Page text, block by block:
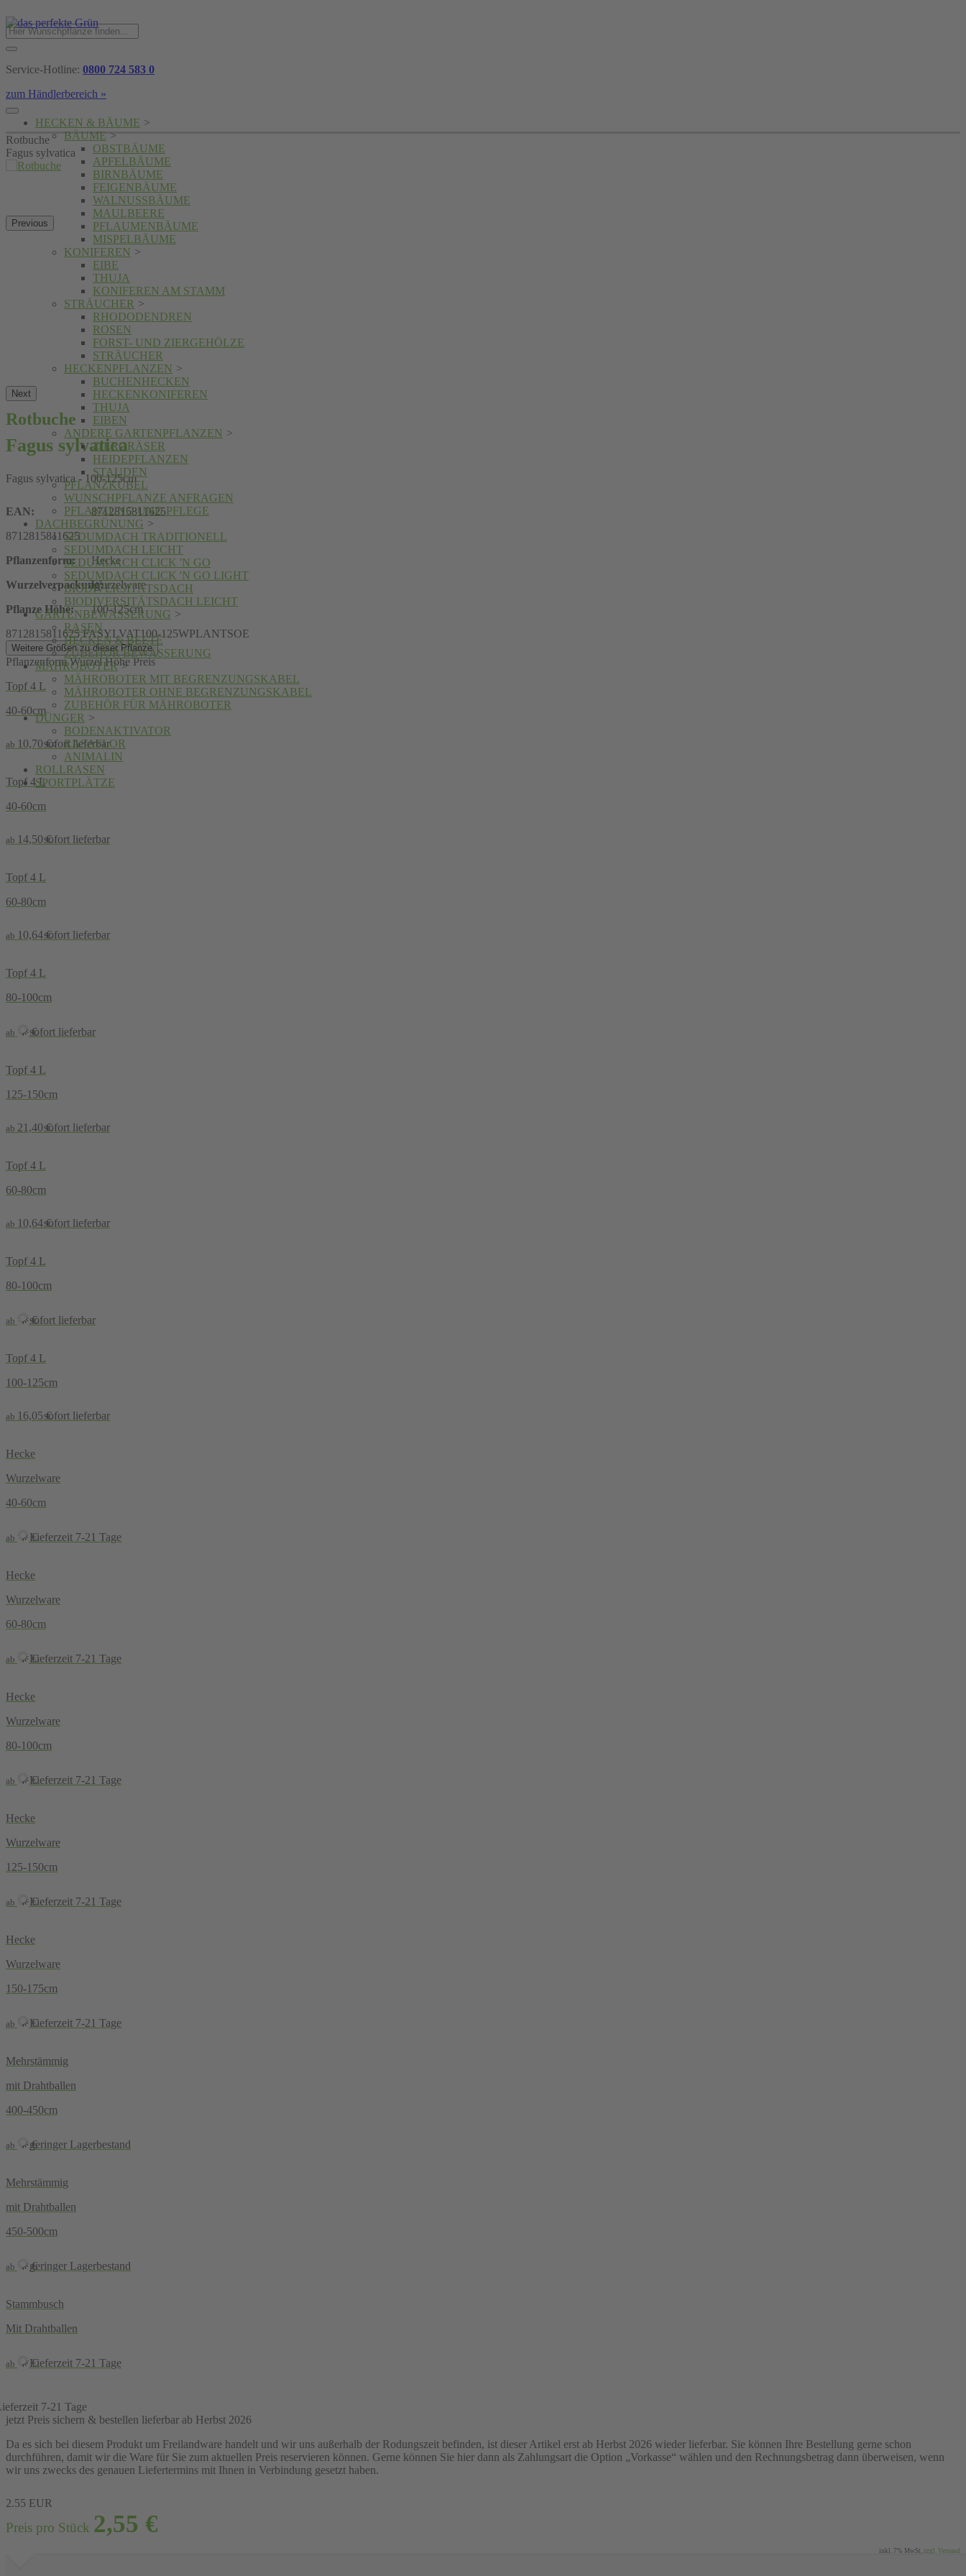
Service-Hotline: 0800 724 583 0
zum Händlerbereich »
HECKEN & BÄUME >
BÄUME >
OBSTBÄUME
APFELBÄUME
BIRNBÄUME
FEIGENBÄUME
WALNUSSBÄUME
MAULBEERE
PFLAUMENBÄUME
MISPELBÄUME
KONIFEREN >
EIBE
THUJA
KONIFEREN AM STAMM
STRÄUCHER >
RHODODENDREN
ROSEN
FORST- UND ZIERGEHÖLZE
STRÄUCHER
HECKENPFLANZEN >
BUCHENHECKEN
HECKENKONIFEREN
THUJA
EIBEN
ANDERE GARTENPFLANZEN >
ZIERGRÄSER
HEIDEPFLANZEN
STAUDEN
PFLANZKÜBEL
WUNSCHPFLANZE ANFRAGEN
PFLANZUNG UND PFLEGE
DACHBEGRÜNUNG >
SEDUMDACH TRADITIONELL
SEDUMDACH LEICHT
SEDUMDACH CLICK 'N GO
SEDUMDACH CLICK 'N GO LIGHT
BIODIVERSITÄTSDACH
BIODIVERSITÄTSDACH LEICHT
GARTENBEWÄSSERUNG >
RASEN
HECKEN & BEETE
ZUBEHÖR BEWÄSSERUNG
MÄHROBOTER >
MÄHROBOTER MIT BEGRENZUNGSKABEL
MÄHROBOTER OHNE BEGRENZUNGSKABEL
ZUBEHÖR FÜR MÄHROBOTER
DÜNGER >
BODENAKTIVATOR
RASAFLOR
ANIMALIN
ROLLRASEN
SPORTPLÄTZE
Rotbuche
Fagus sylvatica
Previous
Next
Rotbuche
Fagus sylvatica
Fagus sylvatica - 100-125cm
EAN:
8712815811625
8712815811625
Pflanzenform:
Hecke
Wurzelverpackung:Wurzelware
Pflanze Höhe:
100-125cm
8712815811625 FASYLVAT100-125WPLANTSOE
Weitere Größen zu dieser Pflanze
Pflanzenform Wurzel Höhe Preis
Topf 4 L
40-60cm
ab 10,70€
sofort lieferbar
Topf 4 L
40-60cm
ab 14,50€
sofort lieferbar
Topf 4 L
60-80cm
ab 10,64€
sofort lieferbar
Topf 4 L
80-100cm
ab €
sofort lieferbar
Topf 4 L
125-150cm
ab 21,40€
sofort lieferbar
Topf 4 L
60-80cm
ab 10,64€
sofort lieferbar
Topf 4 L
80-100cm
ab €
sofort lieferbar
Topf 4 L
100-125cm
ab 16,05€
sofort lieferbar
Hecke
Wurzelware
40-60cm
ab €
Lieferzeit 7-21 Tage
Hecke
Wurzelware
60-80cm
ab €
Lieferzeit 7-21 Tage
Hecke
Wurzelware
80-100cm
ab €
Lieferzeit 7-21 Tage
Hecke
Wurzelware
125-150cm
ab €
Lieferzeit 7-21 Tage
Hecke
Wurzelware
150-175cm
ab €
Lieferzeit 7-21 Tage
Mehrstämmig
mit Drahtballen
400-450cm
ab €
geringer Lagerbestand
Mehrstämmig
mit Drahtballen
450-500cm
ab €
geringer Lagerbestand
Stammbusch
Mit Drahtballen
ab €
Lieferzeit 7-21 Tage
7-21 Tage
jetzt Preis sichern & bestellen lieferbar ab Herbst 2026
Da es sich bei diesem Produkt um Freilandware handelt und wir uns außerhalb der Rodungszeit befinden, ist dieser Artikel erst ab Herbst 2026 wieder lieferbar. Sie können Ihre Bestellung gerne schon
durchführen, damit wir die Ware für Sie zum aktuellen Preis reservieren können. Gerne können Sie hier dann als Zahlungsart die Option „Vorkasse“ wählen und den Rechnungsbetrag dann überweisen, wenn
wir uns zwecks des genauen Liefertermins mit Ihnen in Verbindung gesetzt haben.
2.55 EUR
Preis pro Stück 2,55 €
inkl. 7% MwSt, zzgl. Versand